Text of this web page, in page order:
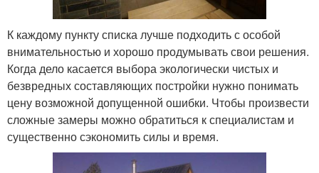
К каждому пункту списка лучше подходить с особой
внимательностью и хорошо продумывать свои решения.
Когда дело касается выбора экологически чистых и
безвредных составляющих постройки нужно понимать
цену возможной допущенной ошибки. Чтобы произвести
сложные замеры можно обратиться к специалистам и
существенно сэкономить силы и время.